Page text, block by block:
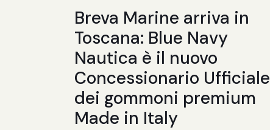
Breva Marine arriva in
Toscana: Blue Navy
Nautica è il nuovo
Concessionario Ufficiale
dei gommoni premium
Made in Italy